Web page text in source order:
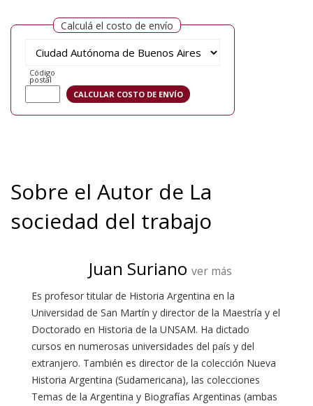
Calculá el costo de envío
Código
postal
Sobre el Autor de La
sociedad del trabajo
Juan Suriano ver más
Es profesor titular de Historia Argentina en la
Universidad de San Martín y director de la Maestría y el
Doctorado en Historia de la UNSAM. Ha dictado
cursos en numerosas universidades del país y del
extranjero. También es director de la colección Nueva
Historia Argentina (Sudamericana), las colecciones
Temas de la Argentina y Biografías Argentinas (ambas